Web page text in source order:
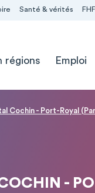
Santé & vérités
régions Emploi
Cochin - Port-Royal
-